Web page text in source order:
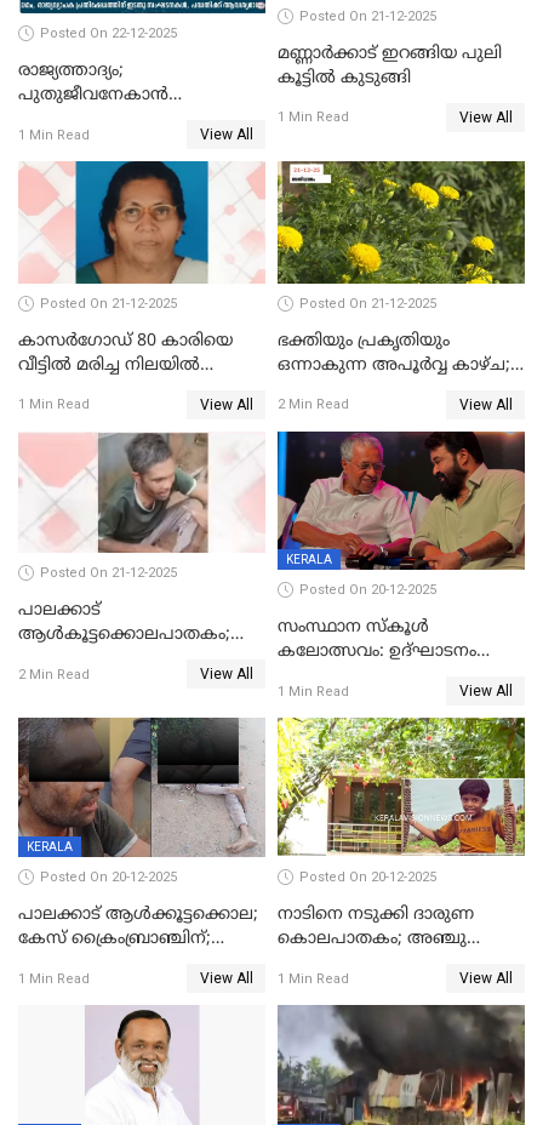
Posted On 22-12-2025
രാജ്യത്താദ്യം;
പുതുജീവനേകാൻ
എറണാകുളം സർക്കാർ
ജനറൽ
ആശുപത്രിയിലെത്തിച്ചു
1 Min Read View All
Posted On 21-12-2025
മണ്ണാർക്കാട് ഇറങ്ങിയ പുലി
കൂട്ടിൽ കുടുങ്ങി
1 Min Read View All
Posted On 21-12-2025
കാസർഗോഡ് 80 കാരിയെ
വീട്ടിൽ മരിച്ച നിലയിൽ
1 Min Read View All
Posted On 21-12-2025
ഭക്തിയും പ്രകൃതിയും
ഒന്നാകുന്ന അപൂര്‍വ്വ കാഴ്ച;
കാഴ്ചാനുഭവമൊരുക്കി
ശബരീ നന്ദനം
2 Min Read View All
Posted On 21-12-2025
പാലക്കാട്‌
ആൾകൂട്ടക്കൊലപാതകം;
ഊർജ്ജിതമാക്കിമാക്കി
2 Min Read View All
KERALA
Posted On 20-12-2025
സംസ്ഥാന സ്കൂൾ
കലോത്സവം: ഉദ്ഘാടനം
മുഖ്യാതിഥിയായി
മോഹൻലാൽ
1 Min Read View All
KERALA
Posted On 20-12-2025
പാലക്കാട് ആൾക്കൂട്ടക്കൊല;
കേസ് ക്രൈംബ്രാഞ്ചിന്;
അന്വേഷിക്കും
1 Min Read View All
Posted On 20-12-2025
നാടിനെ നടുക്കി ദാരുണ
കൊലപാതകം; അഞ്ചു
കഴുത്തുഞെരിച്ച് കൊന്നു
1 Min Read View All